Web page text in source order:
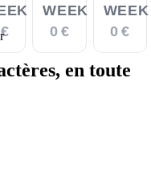
WEEK
0 €
WEEK
0 €
en toute